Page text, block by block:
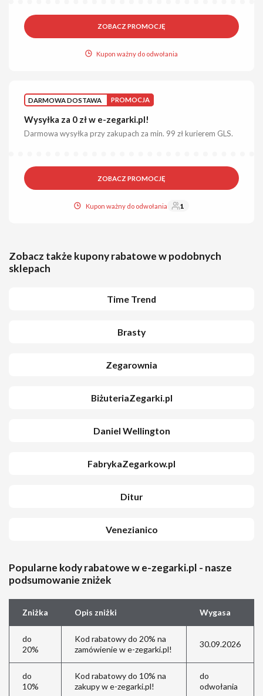
ZOBACZ PROMOCJĘ
Kupon ważny do odwołania
DARMOWA DOSTAWA PROMOCJA
Wysyłka za 0 zł w e-zegarki.pl!
Darmowa wysyłka przy zakupach za min. 99 zł kurierem GLS.
ZOBACZ PROMOCJĘ
Kupon ważny do odwołania 1
Zobacz także kupony rabatowe w podobnych
sklepach
Time Trend
Brasty
Zegarownia
BiżuteriaZegarki.pl
Daniel Wellington
FabrykaZegarkow.pl
Ditur
Venezianico
Popularne kody rabatowe w e-zegarki.pl - nasze
podsumowanie zniżek
Zniżka Opis zniżki Wygasa
do
20%
Kod rabatowy do 20% na
zamówienie w e-zegarki.pl!
30.09.2026
do
10%
Kod rabatowy do 10% na
zakupy w e-zegarki.pl!
do
odwołania